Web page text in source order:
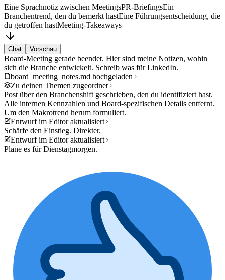
Eine Sprachnotiz zwischen MeetingsPR-BriefingsEin
Branchentrend, den du bemerkt hastEine Führungsentscheidung, die
du getroffen hastMeeting-Takeaways
Chat Vorschau
Board-Meeting gerade beendet. Hier sind meine Notizen, wohin
sich die Branche entwickelt. Schreib was für LinkedIn.
board_meeting_notes.md hochgeladen
Zu deinen Themen zugeordnet
Post über den Branchenshift geschrieben, den du identifiziert hast.
Alle internen Kennzahlen und Board-spezifischen Details entfernt.
Um den Makrotrend herum formuliert.
Entwurf im Editor aktualisiert
Schärfe den Einstieg. Direkter.
Entwurf im Editor aktualisiert
Plane es für Dienstagmorgen.